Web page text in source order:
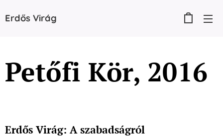
Erdős Virág
Petőfi Kör, 2016
Erdős Virág: A szabadságról